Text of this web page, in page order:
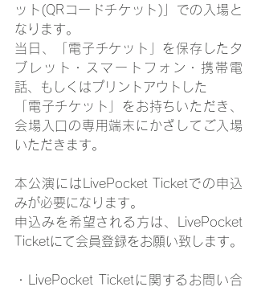
ット(QRコードチケット)」での入場と
なります。
当日、「電子チケット」を保存したタ
ブレット・スマートフォン・携帯電
話、もしくはプリントアウトした
「電子チケット」をお持ちいただき、
会場入口の専用端末にかざしてご入場
いただきます。
本公演にはLivePocket Ticketでの申込
みが必要になります。
申込みを希望される方は、LivePocket
Ticketにて会員登録をお願い致します。
・LivePocket Ticketに関するお問い合